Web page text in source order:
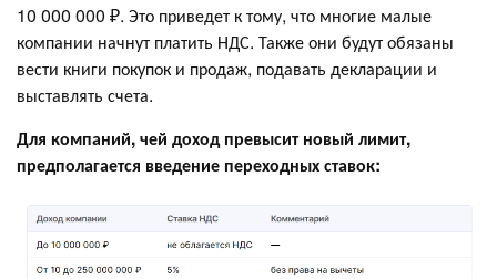
10 000 000 ₽. Это приведет к тому, что многие малые
компании начнут платить НДС. Также они будут обязаны
вести книги покупок и продаж, подавать декларации и
выставлять счета.
Для компаний, чей доход превысит новый лимит,
предполагается введение переходных ставок: